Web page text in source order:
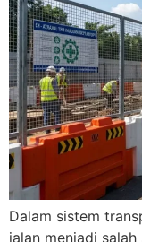
Dalam sistem
jalan menjadi